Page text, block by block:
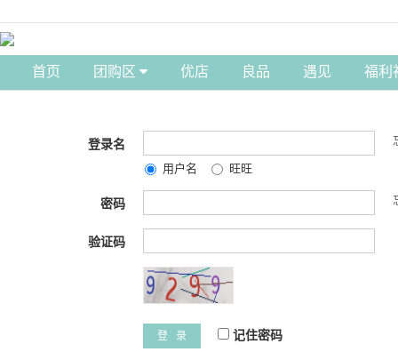
首页 团购区 优店 良品 遇见 福利
登录名
用户名 旺旺
密码
验证码
登 录 记住密码